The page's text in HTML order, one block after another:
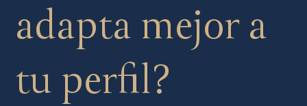
adapta mejor a
tu perfil?